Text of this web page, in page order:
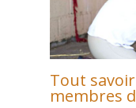
Tout
membres